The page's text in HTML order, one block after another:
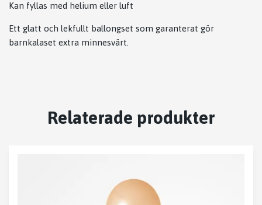
Kan fyllas med helium eller luft
Ett glatt och lekfullt ballongset som garanterat gör
barnkalaset extra minnesvärt.
Relaterade produkter